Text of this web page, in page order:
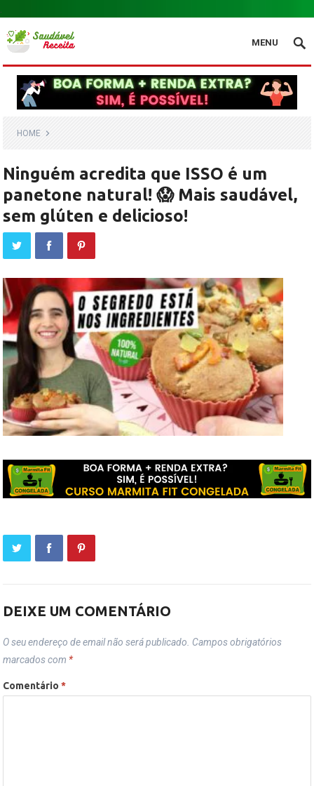
.
MENU
HOME
Ninguém acredita que ISSO é um
panetone natural! 😱 Mais saudável,
sem glúten e delicioso!
DEIXE UM COMENTÁRIO
O seu endereço de email não será publicado. Campos obrigatórios
marcados com *
Comentário*